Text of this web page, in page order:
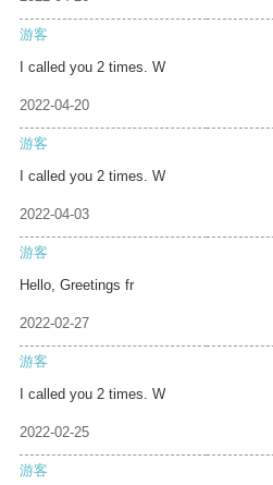
游客
I called you 2 times. W
2022-04-20
游客
I called you 2 times. W
2022-04-03
游客
Hello, Greetings fr
2022-02-27
游客
I called you 2 times. W
2022-02-25
游客